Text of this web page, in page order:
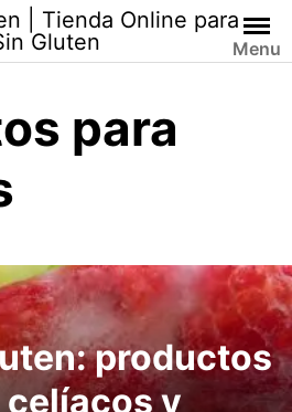
| Tienda Online para
Gluten
Menu
para
productos
y